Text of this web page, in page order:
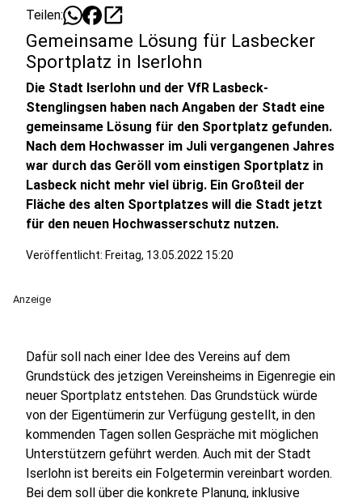
Teilen: open_in_new
Gemeinsame Lösung für Lasbecker
Sportplatz in Iserlohn
Die Stadt Iserlohn und der VfR Lasbeck-
Stenglingsen haben nach Angaben der Stadt eine
gemeinsame Lösung für den Sportplatz gefunden.
Nach dem Hochwasser im Juli vergangenen Jahres
war durch das Geröll vom einstigen Sportplatz in
Lasbeck nicht mehr viel übrig. Ein Großteil der
Fläche des alten Sportplatzes will die Stadt jetzt
für den neuen Hochwasserschutz nutzen.
Veröffentlicht: Freitag, 13.05.2022 15:20
Anzeige
Dafür soll nach einer Idee des Vereins auf dem
Grundstück des jetzigen Vereinsheims in Eigenregie ein
neuer Sportplatz entstehen. Das Grundstück würde
von der Eigentümerin zur Verfügung gestellt, in den
kommenden Tagen sollen Gespräche mit möglichen
Unterstützern geführt werden. Auch mit der Stadt
Iserlohn ist bereits ein Folgetermin vereinbart worden.
Bei dem soll über die konkrete Planung, inklusive